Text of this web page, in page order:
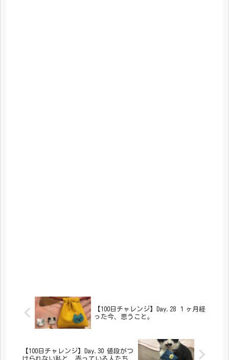
【100日チャレンジ】Day.28 １ヶ月経
った今、思うこと。
【100日チャレンジ】Day.30 値段がつ